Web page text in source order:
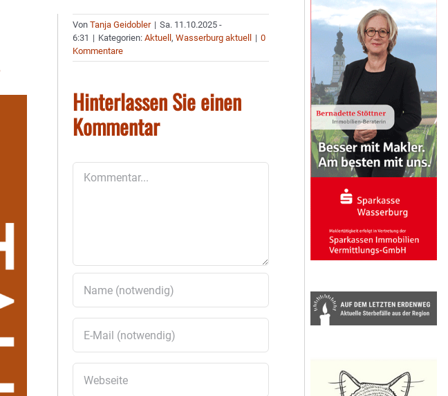
VonTanja Geidobler | Sa. 11.10.2025 -
6:31 | Kategorien:Aktuell,Wasserburg aktuell | 0
Kommentare
Hinterlassen Sie einen
Kommentar